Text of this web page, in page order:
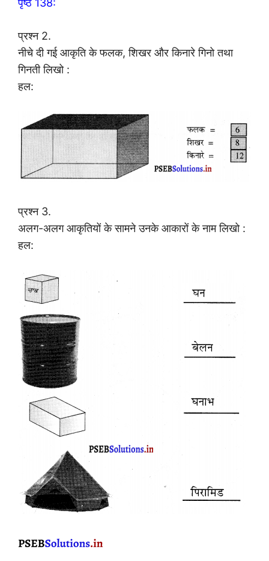
प्रश्न 2.
नीचे दी गई आकृति के फलक, शिखर और किनारे गिनो तथा
गिनती लिखो :
हल:
प्रश्न 3.
अलग-अलग आकृतियों के सामने उनके आकारों के नाम लिखो :
हल: